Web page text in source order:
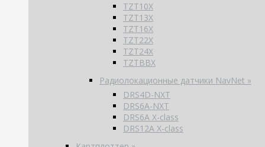
TZT10X
TZT13X
TZT16X
TZT22X
TZT24X
TZTBBX
Радиолокационные датчики NavNet »
DRS4D-NXT
DRS6A-NXT
DRS6A X-class
DRS12A X-class